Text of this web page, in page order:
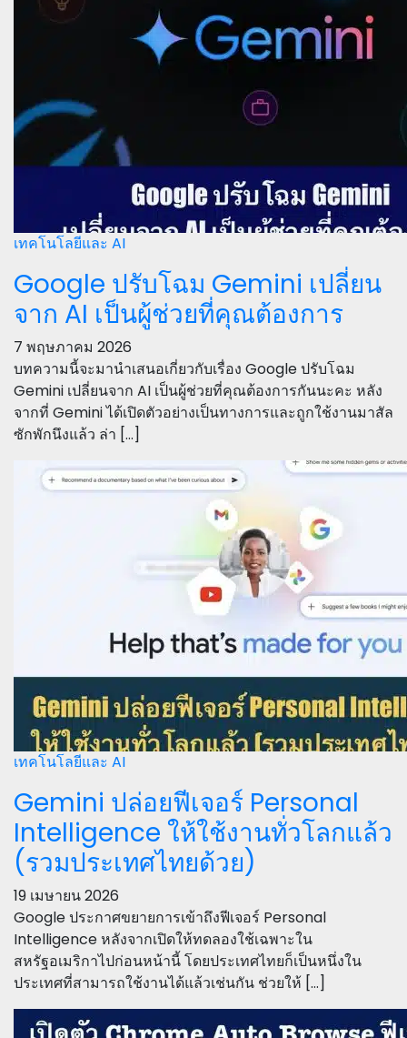
เทคโนโลยีและ AI
Google ปรับโฉม Gemini เปลี่ยน
จาก AI เป็นผู้ช่วยที่คุณต้องการ
7 พฤษภาคม 2026
บทความนี้จะมานำเสนอเกี่ยวกับเรื่อง Google ปรับโฉม
Gemini เปลี่ยนจาก AI เป็นผู้ช่วยที่คุณต้องการกันนะคะ หลัง
จากที่ Gemini ได้เปิดตัวอย่างเป็นทางการและถูกใช้งานมาสัล
ซักพักนึงแล้ว ล่า […]
เทคโนโลยีและ AI
Gemini ปล่อยฟีเจอร์ Personal
Intelligence ให้ใช้งานทั่วโลกแล้ว
(รวมประเทศไทยด้วย)
19 เมษายน 2026
Google ประกาศขยายการเข้าถึงฟีเจอร์ Personal
Intelligence หลังจากเปิดให้ทดลองใช้เฉพาะใน
สหรัฐอเมริกาไปก่อนหน้านี้ โดยประเทศไทยก็เป็นหนึ่งใน
ประเทศที่สามารถใช้งานได้แล้วเช่นกัน ช่วยให้ […]